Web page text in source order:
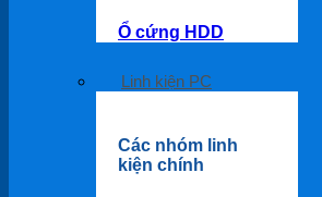
Ổ cứng HDD
Linh kiện PC
Các nhóm linh
kiện chính